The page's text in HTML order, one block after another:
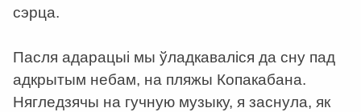
сэрца.
Пасля адарацыі мы ўладкаваліся да сну пад
адкрытым небам, на пляжы Копакабана.
Нягледзячы на гучную музыку, я заснула, як